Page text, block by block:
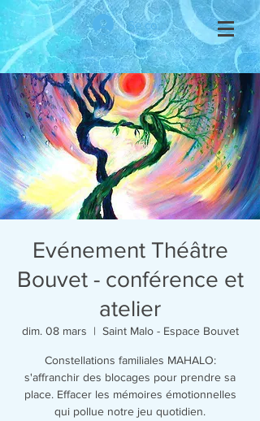
Se connecter
Evénement Théâtre
Bouvet - conférence et
atelier
dim. 08 mars
  |
Saint Malo - Espace Bouvet
Constellations familiales MAHALO:
s'affranchir des blocages pour prendre sa
place. Effacer les mémoires émotionnelles
qui pollue notre jeu quotidien.